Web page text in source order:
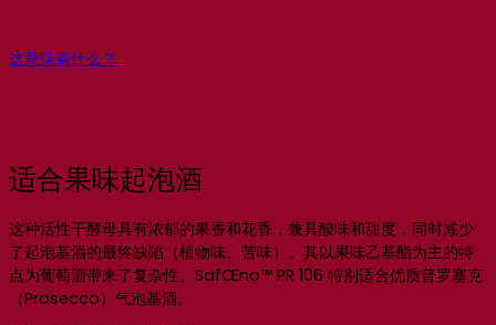
这意味着什么？
适合果味起泡酒
这种活性干酵母具有浓郁的果香和花香，兼具酸味和甜度，同时减少
了起泡基酒的最终缺陷（植物味、苦味）。其以果味乙基酯为主的特
点为葡萄酒带来了复杂性。SafŒno™ PR 106 特别适合优质普罗塞克
（Prosecco）气泡基酒。